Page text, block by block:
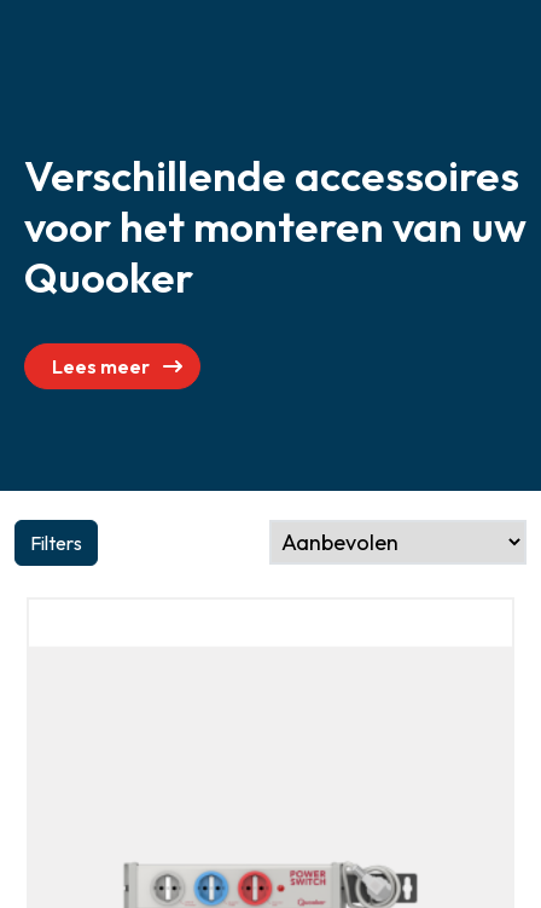
Zoeken
Verschillende accessoires
voor het monteren van uw
Quooker
Lees meer
Filters